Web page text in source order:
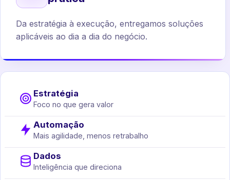
Da estratégia à execução, entregamos soluções
aplicáveis ao dia a dia do negócio.
Estratégia
Foco no que gera valor
Automação
Mais agilidade, menos retrabalho
Dados
Inteligência que direciona